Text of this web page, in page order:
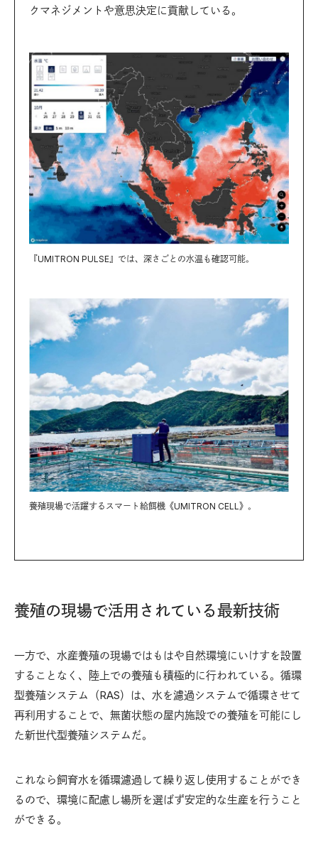
クマネジメントや意思決定に貢献している。
『UMITRON PULSE』では、深さごとの水温も確認可能。
養殖現場で活躍するスマート給餌機《UMITRON CELL》。
養殖の現場で活用されている最新技術
一方で、水産養殖の現場ではもはや自然環境にいけすを設置
することなく、陸上での養殖も積極的に行われている。循環
型養殖システム（RAS）は、水を濾過システムで循環させて
再利用することで、無菌状態の屋内施設での養殖を可能にし
た新世代型養殖システムだ。
これなら飼育水を循環濾過して繰り返し使用することができ
るので、環境に配慮し場所を選ばず安定的な生産を行うこと
ができる。